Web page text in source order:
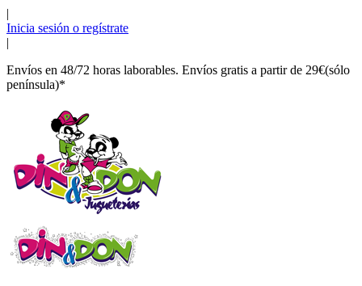
|
Inicia sesión o regístrate
|
Envíos en 48/72 horas laborables. Envíos gratis a partir de 29€(sólo
península)*